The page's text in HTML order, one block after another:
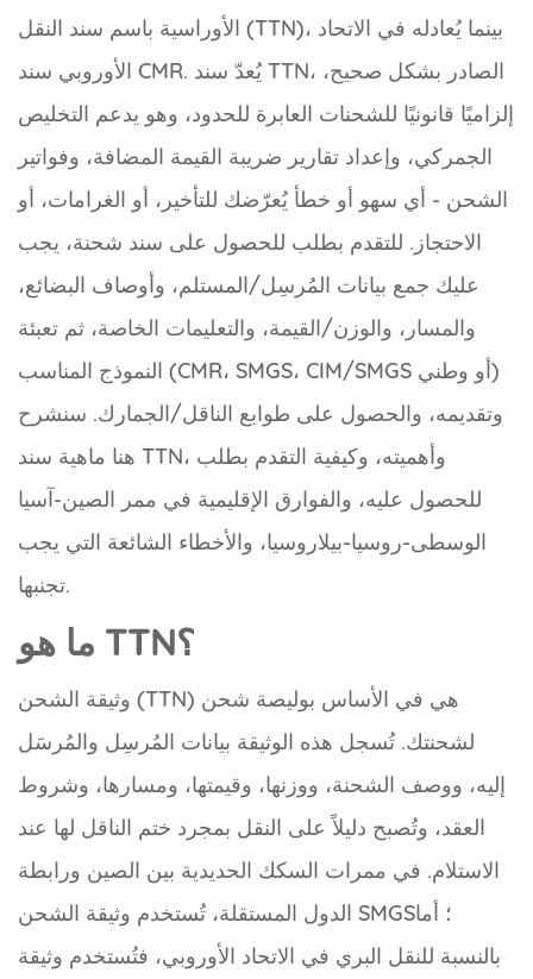
الأوراسية باسم سند النقل (TTN)، بينما يُعادله في الاتحاد
الأوروبي سند CMR. يُعدّ سند TTN، الصادر بشكل صحيح،
إلزاميًا قانونيًا للشحنات العابرة للحدود، وهو يدعم التخليص
الجمركي، وإعداد تقارير ضريبة القيمة المضافة، وفواتير
الشحن - أي سهو أو خطأ يُعرّضك للتأخير، أو الغرامات، أو
الاحتجاز. للتقدم بطلب للحصول على سند شحنة، يجب
عليك جمع بيانات المُرسِل/المستلم، وأوصاف البضائع،
والمسار، والوزن/القيمة، والتعليمات الخاصة، ثم تعبئة
النموذج المناسب (CMR، SMGS، CIM/SMGS أو وطني)
وتقديمه، والحصول على طوابع الناقل/الجمارك. سنشرح
هنا ماهية سند TTN، وأهميته، وكيفية التقدم بطلب
للحصول عليه، والفوارق الإقليمية في ممر الصين-آسيا
الوسطى-روسيا-بيلاروسيا، والأخطاء الشائعة التي يجب
تجنبها.
ما هو TTN؟
وثيقة الشحن (TTN) هي في الأساس بوليصة شحن
لشحنتك. تُسجل هذه الوثيقة بيانات المُرسِل والمُرسَل
إليه، ووصف الشحنة، ووزنها، وقيمتها، ومسارها، وشروط
العقد، وتُصبح دليلاً على النقل بمجرد ختم الناقل لها عند
الاستلام. في ممرات السكك الحديدية بين الصين ورابطة
الدول المستقلة، تُستخدم وثيقة الشحن SMGS؛ أما
بالنسبة للنقل البري في الاتحاد الأوروبي، فتُستخدم وثيقة